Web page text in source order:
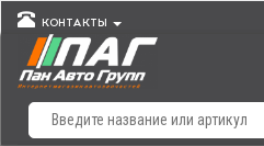
КОНТАКТЫ